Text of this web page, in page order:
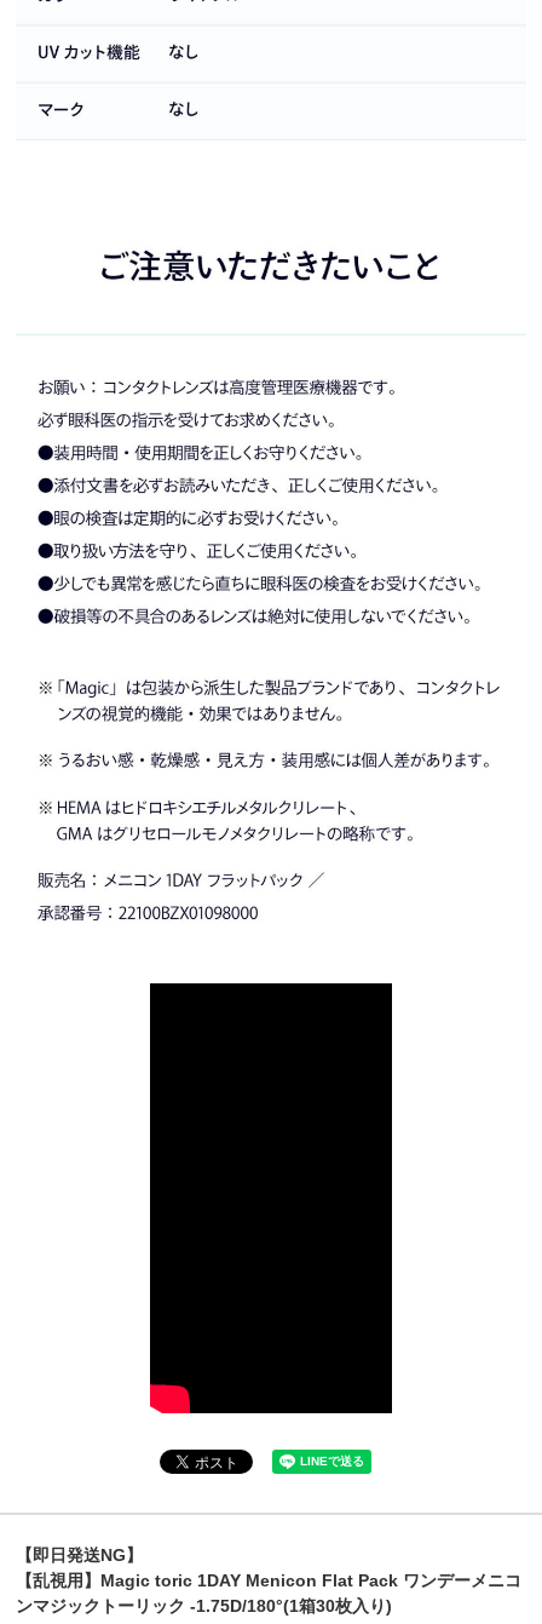
【即日発送NG】
【乱視用】Magic toric 1DAY Menicon Flat Pack ワンデーメニコ
ンマジックトーリック -1.75D/180°(1箱30枚入り)